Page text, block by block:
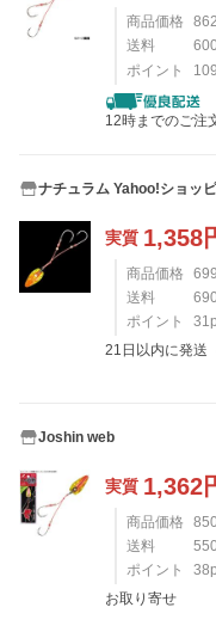
商品価格 862
送料
600
ポイント
109
12時までのご注
ナチュラム Yahoo!ショッ
実質 1,358
商品価格 699
送料
690
ポイント
31
21日以内に発送
Joshin web
実質 1,362
商品価格 850
送料
550
ポイント
38
お取り寄せ